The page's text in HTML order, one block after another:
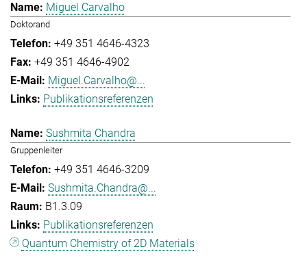
Miguel Carvalho
Doktorand
+49 351 4646-4323
+49 351 4646-4902
Miguel.Carvalho@...
Publikationsreferenzen
Sushmita Chandra
Gruppenleiter
+49 351 4646-3209
Sushmita.Chandra@...
B1.3.09
Publikationsreferenzen
Quantum Chemistry of 2D Materials